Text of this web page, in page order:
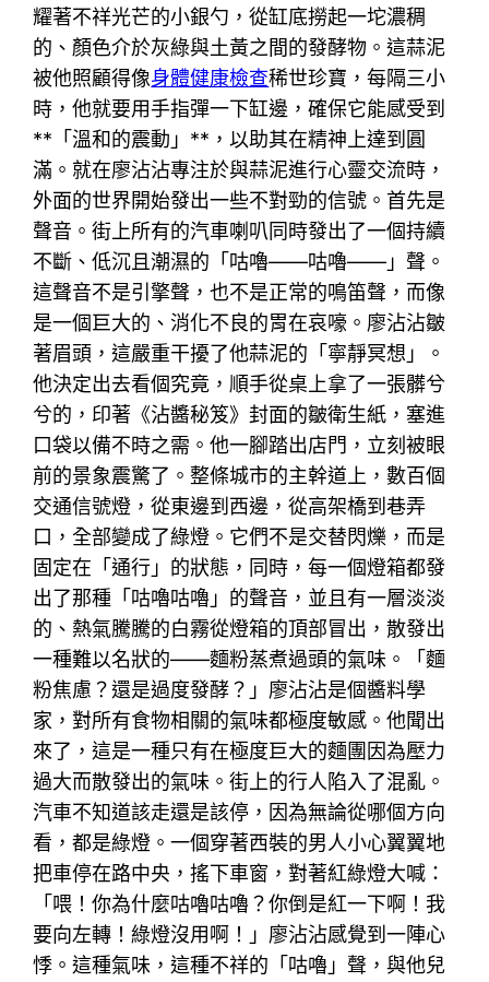
耀著不祥光芒的小銀勺，從缸底撈起一坨濃稠
的、顏色介於灰綠與土黃之間的發酵物。這蒜泥
被他照顧得像身體健康檢查稀世珍寶，每隔三小
時，他就要用手指彈一下缸邊，確保它能感受到
**「溫和的震動」**，以助其在精神上達到圓
滿。就在廖沾沾專注於與蒜泥進行心靈交流時，
外面的世界開始發出一些不對勁的信號。首先是
聲音。街上所有的汽車喇叭同時發出了一個持續
不斷、低沉且潮濕的「咕嚕——咕嚕——」聲。
這聲音不是引擎聲，也不是正常的鳴笛聲，而像
是一個巨大的、消化不良的胃在哀嚎。廖沾沾皺
著眉頭，這嚴重干擾了他蒜泥的「寧靜冥想」。
他決定出去看個究竟，順手從桌上拿了一張髒兮
兮的，印著《沾醬秘笈》封面的皺衛生紙，塞進
口袋以備不時之需。他一腳踏出店門，立刻被眼
前的景象震驚了。整條城市的主幹道上，數百個
交通信號燈，從東邊到西邊，從高架橋到巷弄
口，全部變成了綠燈。它們不是交替閃爍，而是
固定在「通行」的狀態，同時，每一個燈箱都發
出了那種「咕嚕咕嚕」的聲音，並且有一層淡淡
的、熱氣騰騰的白霧從燈箱的頂部冒出，散發出
一種難以名狀的——麵粉蒸煮過頭的氣味。「麵
粉焦慮？還是過度發酵？」廖沾沾是個醬料學
家，對所有食物相關的氣味都極度敏感。他聞出
來了，這是一種只有在極度巨大的麵團因為壓力
過大而散發出的氣味。街上的行人陷入了混亂。
汽車不知道該走還是該停，因為無論從哪個方向
看，都是綠燈。一個穿著西裝的男人小心翼翼地
把車停在路中央，搖下車窗，對著紅綠燈大喊：
「喂！你為什麼咕嚕咕嚕？你倒是紅一下啊！我
要向左轉！綠燈沒用啊！」廖沾沾感覺到一陣心
悸。這種氣味，這種不祥的「咕嚕」聲，與他兒